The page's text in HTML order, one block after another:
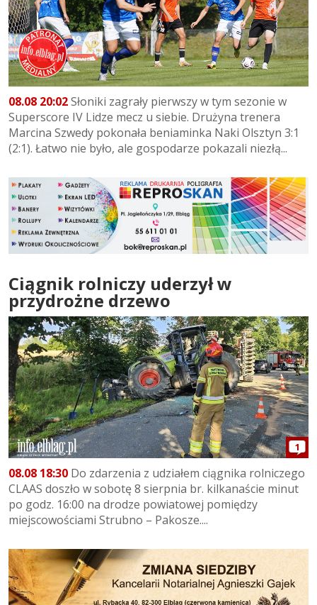
08.08 20:02Słoniki zagrały pierwszy w tym sezonie w
Superscore IV Lidze mecz u siebie. Drużyna trenera
Marcina Szwedy pokonała beniaminka Naki Olsztyn 3:1
(2:1). Łatwo nie było, ale gospodarze pokazali niezłą...
Ciągnik rolniczy uderzył w
przydrożne drzewo
1
08.08 18:30 Do zdarzenia z udziałem ciągnika rolniczego
CLAAS doszło w sobotę 8 sierpnia br. kilkanaście minut
po godz. 16:00 na drodze powiatowej pomiędzy
miejscowościami Strubno – Pakosze....